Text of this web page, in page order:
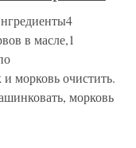
в масле,1
морковь очистить.
морковь